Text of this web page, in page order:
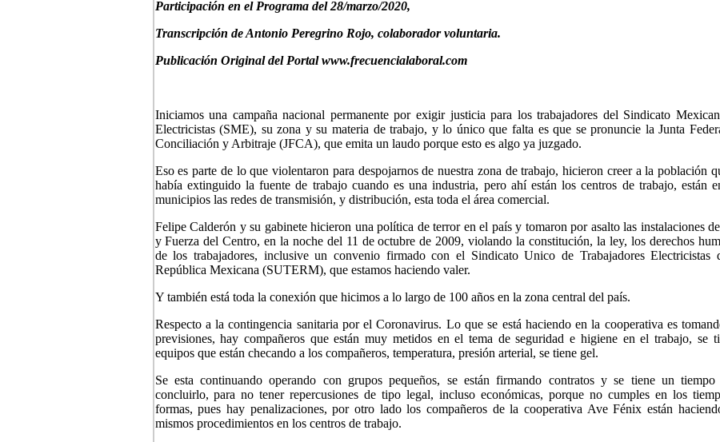
Participación en el Programa del 28/marzo/2020,
Transcripción de Antonio Peregrino Rojo, colaborador voluntaria.
Publicación Original del Portal www.frecuencialaboral.com
Iniciamos una campaña nacional permanente por exigir justicia para los trabajadores del Sindicato
Electricistas (SME), su zona y su materia de trabajo, y lo único que falta es que se pronuncie la Junta
Conciliación y Arbitraje (JFCA), que emita un laudo porque esto es algo ya juzgado.
Eso es parte de lo que violentaron para despojarnos de nuestra zona de trabajo, hicieron creer a la población
había extinguido la fuente de trabajo cuando es una industria, pero ahí están los centros de trabajo, están
municipios las redes de transmisión, y distribución, esta toda el área comercial.
Felipe Calderón y su gabinete hicieron una política de terror en el país y tomaron por asalto las instalaciones
y Fuerza del Centro, en la noche del 11 de octubre de 2009, violando la constitución, la ley, los derechos
de los trabajadores, inclusive un convenio firmado con el Sindicato Unico de Trabajadores Electricistas
República Mexicana (SUTERM), que estamos haciendo valer.
Y también está toda la conexión que hicimos a lo largo de 100 años en la zona central del país.
Respecto a la contingencia sanitaria por el Coronavirus. Lo que se está haciendo en la cooperativa es
previsiones, hay compañeros que están muy metidos en el tema de seguridad e higiene en el trabajo, se
equipos que están checando a los compañeros, temperatura, presión arterial, se tiene gel.
Se esta continuando operando con grupos pequeños, se están firmando contratos y se tiene un tiempo
concluirlo, para no tener repercusiones de tipo legal, incluso económicas, porque no cumples en los
formas, pues hay penalizaciones, por otro lado los compañeros de la cooperativa Ave Fénix están
mismos procedimientos en los centros de trabajo.